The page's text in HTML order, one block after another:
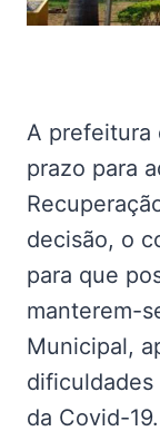
A prefeitura
prazo para
decisão, o
para que
manterem-
Municipal,
dificuldades
da Covid-19.